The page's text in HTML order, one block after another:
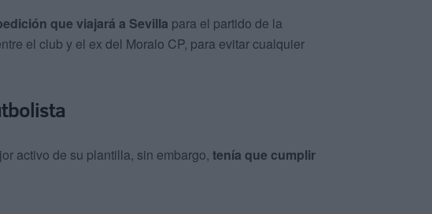
que viajará a Sevilla para el partido de la
el club y el ex del Moralo CP, para evitar cualquier
activo de su plantilla, sin embargo, tenía que cumplir